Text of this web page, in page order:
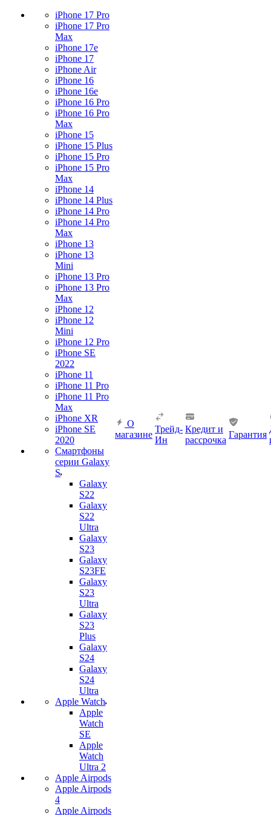
iPhone 17 Pro
iPhone 17 Pro
Max
iPhone 17e
iPhone 17
iPhone Air
iPhone 16
iPhone 16e
iPhone 16 Pro
iPhone 16 Pro
Max
iPhone 15
iPhone 15 Plus
iPhone 15 Pro
iPhone 15 Pro
Max
iPhone 14
iPhone 14 Plus
iPhone 14 Pro
iPhone 14 Pro
Max
iPhone 13
iPhone 13
Mini
iPhone 13 Pro
iPhone 13 Pro
Max
iPhone 12
iPhone 12
Mini
iPhone 12 Pro
iPhone SE
2022
iPhone 11
iPhone 11 Pro
iPhone 11 Pro
Max
iPhone XR
iPhone SE
2020
Смартфоны
серии Galaxy
S
Galaxy
S22
Galaxy
S22
Ultra
Galaxy
S23
Galaxy
S23FE
Galaxy
S23
Ultra
Galaxy
S23
Plus
Galaxy
S24
Galaxy
S24
Ultra
Apple Watch
Apple
Watch
SE
Apple
Watch
Ultra 2
Apple Airpods
Apple Airpods
4
Apple Airpods
О
магазине
Трейд-
Ин
Кредит и
рассрочка
Гарантия